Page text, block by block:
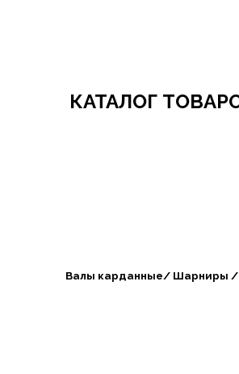
КАТАЛОГ
Валы карданные/ Шарниры /